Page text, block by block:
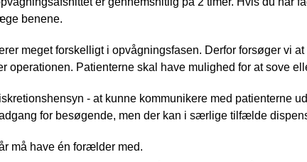
benene.
meget forskelligt i opvågningsfasen. Derfor forsøger vi
operationen. Patienterne skal have mulighed for at sove
- at kunne kommunikere med patienterne
for besøgende, men der kan i særlige tilfælde
må have én forælder med.